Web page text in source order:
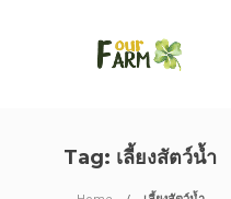
Tag: เลี้ยงสัตว์น้ำ